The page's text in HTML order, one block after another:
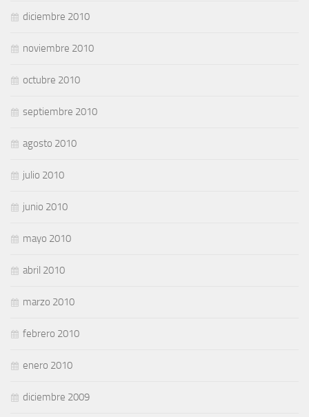
diciembre 2010
noviembre 2010
octubre 2010
septiembre 2010
agosto 2010
julio 2010
junio 2010
mayo 2010
abril 2010
marzo 2010
febrero 2010
enero 2010
diciembre 2009